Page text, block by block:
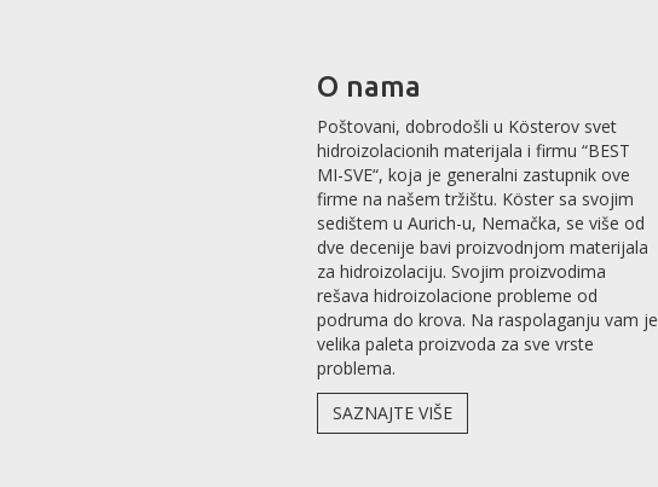
O nama
Poštovani, dobrodošli u Kösterov svet
hidroizolacionih materijala i firmu “BEST
MI-SVE“, koja je generalni zastupnik ove
firme na našem tržištu. Köster sa svojim
sedištem u Aurich-u, Nemačka, se više od
dve decenije bavi proizvodnjom materijala
za hidroizolaciju. Svojim proizvodima
rešava hidroizolacione probleme od
podruma do krova. Na raspolaganju vam je
velika paleta proizvoda za sve vrste
problema.
SAZNAJTE VIŠE